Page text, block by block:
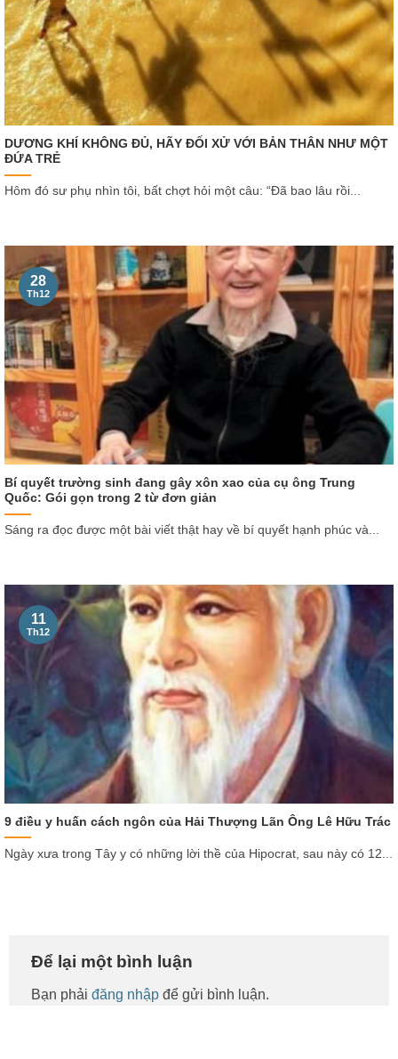
DƯƠNG KHÍ KHÔNG ĐỦ, HÃY ĐỐI XỬ VỚI BẢN THÂN NHƯ MỘT
ĐỨA TRẺ
Hôm đó sư phụ nhìn tôi, bất chợt hỏi một câu: “Đã bao lâu rồi...
Bí quyết trường sinh đang gây xôn xao của cụ ông Trung
Quốc: Gói gọn trong 2 từ đơn giản
Sáng ra đọc được một bài viết thật hay về bí quyết hạnh phúc và...
28
Th12
9 điều y huấn cách ngôn của Hải Thượng Lãn Ông Lê Hữu Trác
Ngày xưa trong Tây y có những lời thề của Hipocrat, sau này có 12...
11
Th12
Để lại một bình luận
Bạn phải đăng nhập để gửi bình luận.